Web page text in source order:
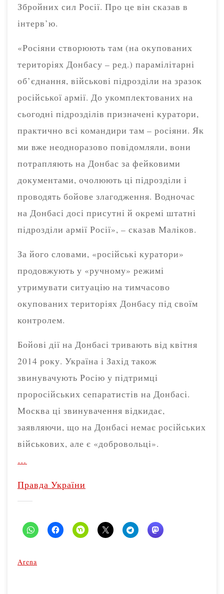
Збройних сил Росії. Про це він сказав в
інтерв’ю.
«Росіяни створюють там (на окупованих
територіях Донбасу – ред.) парамілітарні
об’єднання, військові підрозділи на зразок
російської армії. До укомплектованих на
сьогодні підрозділів призначені куратори,
практично всі командири там – росіяни. Як
ми вже неодноразово повідомляли, вони
потрапляють на Донбас за фейковими
документами, очолюють ці підрозділи і
проводять бойове злагодження. Водночас
на Донбасі досі присутні й окремі штатні
підрозділи армії Росії», – сказав Маліков.
За його словами, «російські куратори»
продовжують у «ручному» режимі
утримувати ситуацію на тимчасово
окупованих територіях Донбасу під своїм
контролем.
Бойові дії на Донбасі тривають від квітня
2014 року. Україна і Захід також
звинувачують Росію у підтримці
проросійських сепаратистів на Донбасі.
Москва ці звинувачення відкидає,
заявляючи, що на Донбасі немає російських
військових, але є «добровольці».
…
Правда України
Arena